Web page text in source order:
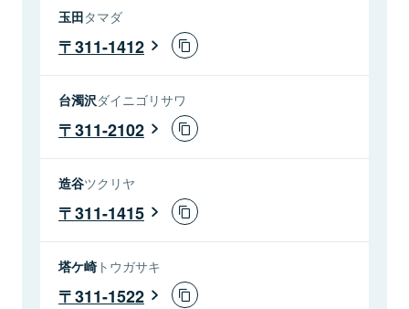
玉田タマダ
311-1412
台濁沢ダイニゴリサワ
311-2102
造谷ツクリヤ
311-1415
塔ケ崎トウガサキ
311-1522